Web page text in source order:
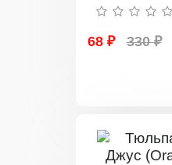
68 ₽ 330 ₽